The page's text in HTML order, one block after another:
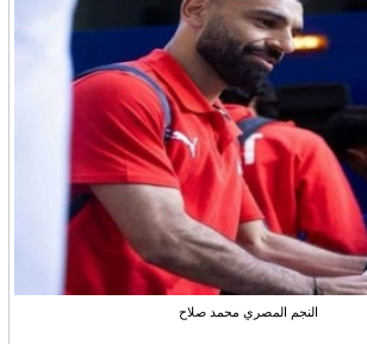
النجم المصري محمد صلاح